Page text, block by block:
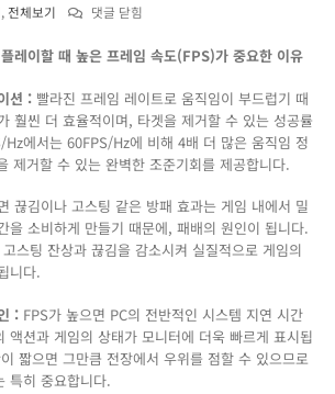
, 전체보기
인
게
‘콜
오
브
듀
:
워
존’
상
의
FPS
를
댓글 닫힘
레이할 때 높은 프레임 속도(FPS)가 중요한 이유
션 : 빨라진 프레임 레이트로 움직임이 부드럽기 때
훨씬 더 효율적이며, 타겟을 제거할 수 있는 성공률
에서는 60FPS/Hz에 비해 4배 더 많은 움직임 정
제거할 수 있는 완벽한 조준기회를 제공합니다.
끊김이나 고스팅 같은 방패 효과는 게임 내에서 밀
을 소비하게 만들기 때문에, 패배의 원인이 됩니다.
스팅 잔상과 끊김을 감소시켜 실질적으로 게임의
니다.
: FPS가 높으면 PC의 전반적인 시스템 지연 시간
액션과 게임의 상태가 모니터에 더욱 빠르게 표시됩
짧으면 그만큼 전장에서 우위를 점할 수 있으므로
특히 중요합니다.